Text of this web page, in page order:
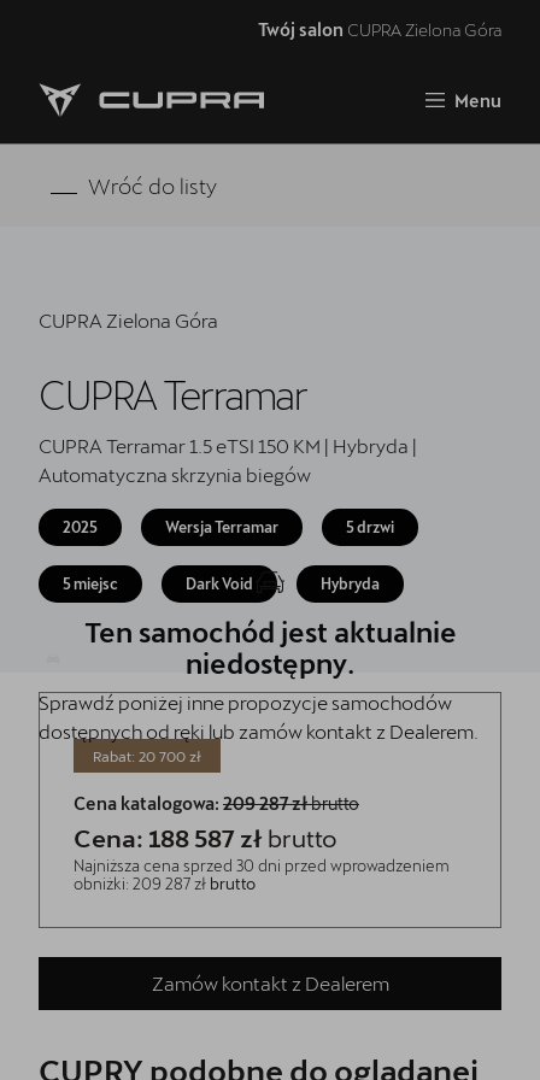
Twój salon CUPRA Zielona Góra
Menu
Strona główna
Oferta i aktualności
Finansowanie
Serwis
Oryginalne części zamienne
Akcesoria CUPRA
Jazda próbna CUPRĄ
Kontakt
Najem długoterminowy
Wróć do listy
CUPRA Zielona Góra
CUPRA Terramar
CUPRA Terramar 1.5 eTSI 150 KM | Hybryda |
Automatyczna skrzynia biegów
2025 Wersja Terramar 5 drzwi
5 miejsc Dark Void Hybryda
Ten samochód jest aktualnie
niedostępny.
Sprawdź poniżej inne propozycje samochodów
dostępnych od ręki lub zamów kontakt z Dealerem.
Rabat: 20 700 zł
Cena katalogowa: 209 287 złbrutto
Cena: 188 587 zł brutto
Najniższa cena sprzed 30 dni przed wprowadzeniem
obniżki: 209 287 zł brutto
Zamów kontakt z Dealerem
CUPRY podobne do oglądanej